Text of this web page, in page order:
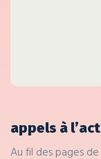
appels à
Au fil des pages